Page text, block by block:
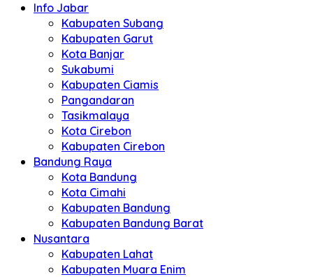
Info Jabar
Kabupaten Subang
Kabupaten Garut
Kota Banjar
Sukabumi
Kabupaten Ciamis
Pangandaran
Tasikmalaya
Kota Cirebon
Kabupaten Cirebon
Bandung Raya
Kota Bandung
Kota Cimahi
Kabupaten Bandung
Kabupaten Bandung Barat
Nusantara
Kabupaten Lahat
Kabupaten Muara Enim